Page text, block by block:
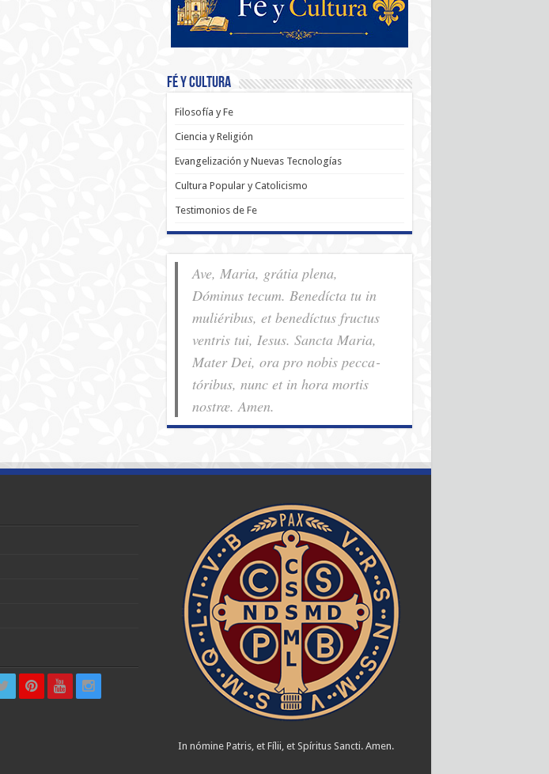
Fé y Cultura
Filosofía y Fe
Ciencia y Religión
Evangelización y Nuevas Tecnologías
Cultura Popular y Catolicismo
Testimonios de Fe
Ave, Maria, grátia plena,
Dóminus tecum. Benedícta tu in
muliéribus, et benedíctus fructus
ventris tui, Iesus. Sancta Maria,
Mater Dei, ora pro nobis pec­ca­
tóribus, nunc et in hora mortis
nostræ. Amen.
In nómine Patris, et Fílii, et Spíritus Sancti. Amen.